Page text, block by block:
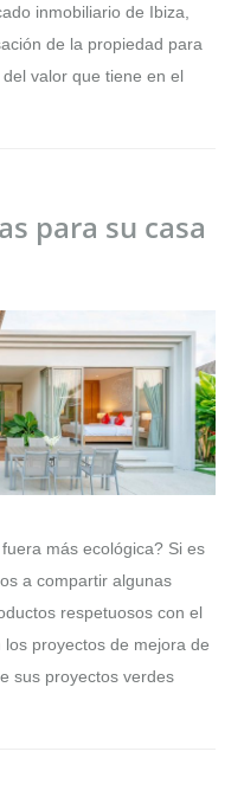
inmobiliario de Ibiza,
de la propiedad para
valor que tiene en el
para su casa
más ecológica? Si es
a compartir algunas
respetuosos con el
proyectos de mejora de
sus proyectos verdes